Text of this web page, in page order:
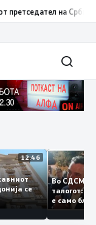
на Србија:
12:46
се
Во СДСМ
е само
копија
Заев